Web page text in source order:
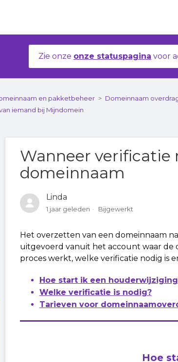
Zie onze onze statuspagina voor
en pakketbeheer
Domeinnaam
iemand bij Mijndomein
Wanneer verificatie
domeinnaam
Linda
1 jaar geleden Bijgewerkt
Het overzetten van een domeinnaam
uitgevoerd vanuit het account waar de
proces werkt, welke verificatie nodig is
Hoe start ik een
Welke verificatie is nodig?
Tarieven voor
Hoe